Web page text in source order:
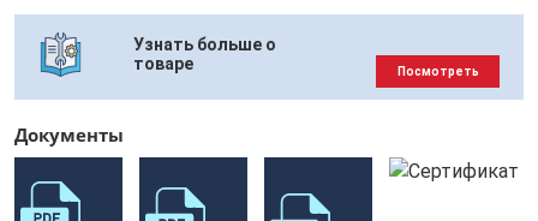
Узнать больше о
товаре
Посмотреть
Документы